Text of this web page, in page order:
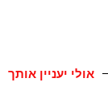
אולי יעניין אותך